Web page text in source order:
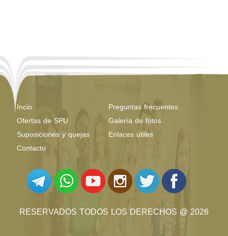
Incio
Preguntas frecuentes
Ofertas de SPU
Galería de fotos
Suposiciones y quejas
Enlaces útiles
Contacto
RESERVADOS TODOS LOS DERECHOS @ 2026